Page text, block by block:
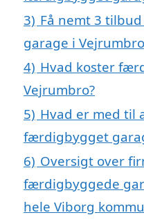
3) Få nemt 3
garage i
4) Hvad koster
Vejrumbro?
5) Hvad er med til
færdigbygget
6) Oversigt over
færdigbyggede
hele Viborg